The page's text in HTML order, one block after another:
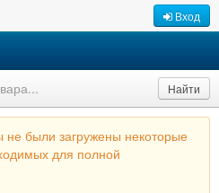
Вход
не были загружены некоторые
для полной